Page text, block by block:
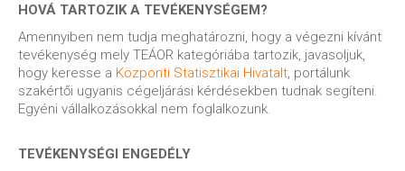
HOVÁ TARTOZIK A TEVÉKENYSÉGEM?
Amennyiben nem tudja meghatározni, hogy a végezni kívánt
tevékenység mely TEÁOR kategóriába tartozik, javasoljuk,
hogy keresse a Központi Statisztikai Hivatalt , portálunk
szakértői ugyanis cégeljárási kérdésekben tudnak segíteni.
Egyéni vállalkozásokkal nem foglalkozunk.
TEVÉKENYSÉGI ENGEDÉLY